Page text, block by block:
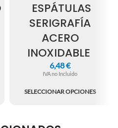
ESPÁTULAS
SERIGRAFÍA
ACERO
INOXIDABLE
6,48€
IVA no Incluido
SELECCIONAR OPCIONES